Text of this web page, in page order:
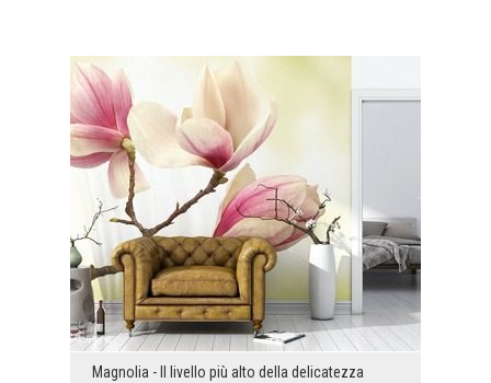
Magnolia - Il livello più alto della delicatezza